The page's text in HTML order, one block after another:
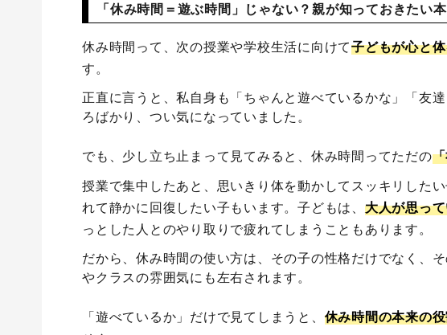
「休み時間＝遊ぶ時間」じゃない？親が知っておきたい
休み時間って、次の授業や学校生活に向けて子どもが心と
す。
正直に言うと、私自身も「ちゃんと遊べているかな」「友
ろばかり、つい気になっていました。
でも、少し立ち止まって見てみると、休み時間ってただの
授業で集中したあと、思いきり体を動かしてスッキリした
れて静かに回復したい子もいます。子どもは、 大人が思っ
っとした人とのやり取りで疲れてしまうこともあります。
だから、休み時間の使い方は、その子の性格だけでなく、
やクラスの雰囲気にも左右されます。
「遊べているか」だけで見てしまうと、 休み時間の本来の